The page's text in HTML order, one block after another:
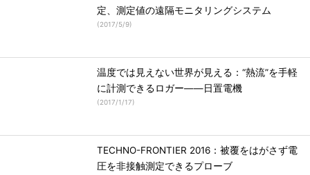
定、測定値の遠隔モニタリングシステム
(2017/5/9)
温度では見えない世界が見える：“熱流”を手軽
に計測できるロガー――日置電機
(2017/1/17)
TECHNO-FRONTIER 2016：被覆をはがさず電
圧を非接触測定できるプローブ